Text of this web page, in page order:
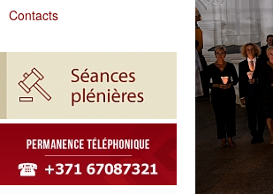
Contacts